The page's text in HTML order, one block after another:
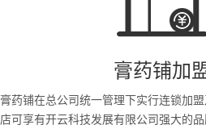
膏药铺加
膏药铺在总公司统一管理下实行连锁加
店可享有开云科技发展有限公司强大的